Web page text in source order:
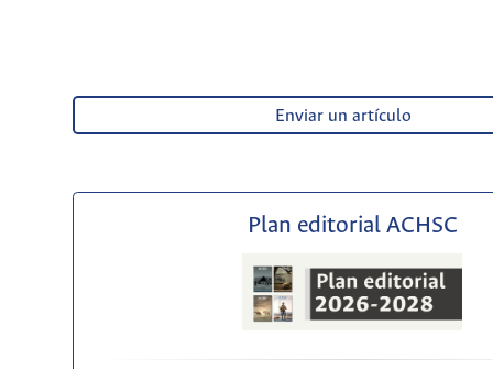
Enviar un artículo
Plan editorial ACHSC